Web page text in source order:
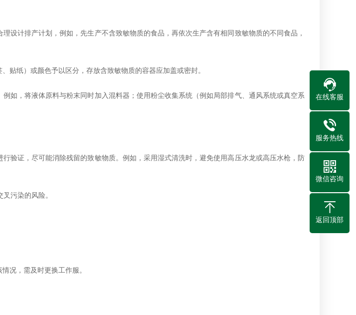
计排产计划，例如，先生产不含致敏物质的食品，再依次生产含有相同致敏物质的不同食品，
纸）或颜色予以区分，存放含致敏物质的容器应加盖或密封。
，将液体原料与粉末同时加入混料器；使用粉尘收集系统（例如局部排气、通风系统或真空系
证，尽可能消除残留的致敏物质。例如，采用湿式清洗时，避免使用高压水龙或高压水枪，防
污染的风险。
况，需及时更换工作服。
在线客服
服务热线
微信咨询
返回顶部